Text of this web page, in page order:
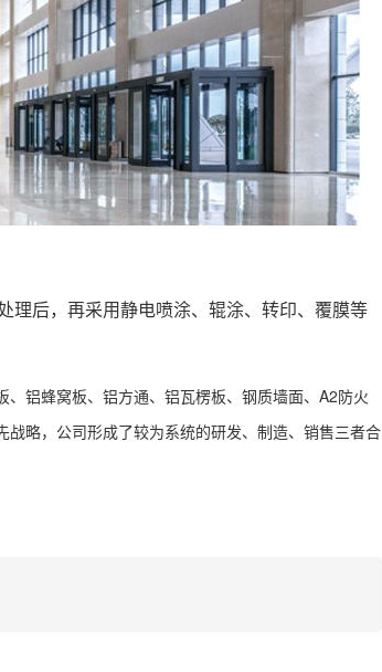
后，再采用静电喷涂、辊涂、转印、覆膜等
铝蜂窝板、铝方通、铝瓦楞板、钢质墙面、A2防火
略，公司形成了较为系统的研发、制造、销售三者合